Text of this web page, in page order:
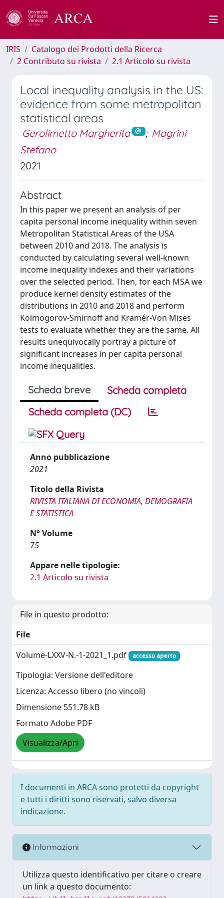
IRIS
Catalogo dei Prodotti della Ricerca
2 Contributo su rivista
2.1 Articolo su rivista
Local inequality analysis in the US:
evidence from some metropolitan
statistical areas
Gerolimetto Margherita ; Magrini
Stefano
2021
Abstract
In this paper we present an analysis of per
capita personal income inequality within seven
Metropolitan Statistical Areas of the USA
between 2010 and 2018. The analysis is
conducted by calculating several well-known
income inequality indexes and their variations
over the selected period. Then, for each MSA we
produce kernel density estimates of the
distributions in 2010 and 2018 and perform
Kolmogorov-Smirnoff and Kramér-Von Mises
tests to evaluate whether they are the same. All
results unequivocally portray a picture of
significant increases in per capita personal
income inequalities.
Scheda breve
Scheda completa
Scheda completa (DC)
Anno pubblicazione
2021
Titolo della Rivista
RIVISTA ITALIANA DI ECONOMIA, DEMOGRAFIA
E STATISTICA
N° Volume
75
Appare nelle tipologie:
2.1 Articolo su rivista
File in questo prodotto:
File
Volume-LXXV-N.-1-2021_1.pdf
accesso aperto
Tipologia: Versione dell'editore
Licenza: Accesso libero (no vincoli)
Dimensione 551.78 kB
Formato Adobe PDF
Visualizza/Apri
I documenti in ARCA sono protetti da copyright
e tutti i diritti sono riservati, salvo diversa
indicazione.
Informazioni
Utilizza questo identificativo per citare o creare
un link a questo documento: